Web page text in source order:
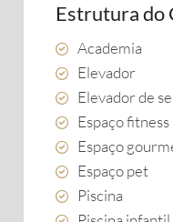
Estrutura do
Academia
Elevador
Elevador de
Espaço fitness
Espaço
Espaço pet
Piscina